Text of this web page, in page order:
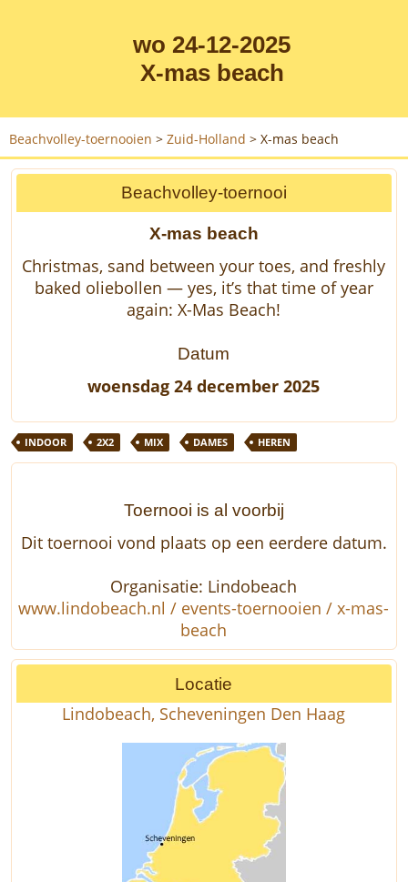
wo 24-12-2025
X-mas beach
Beachvolley-toernooien > Zuid-Holland > X-mas beach
Beachvolley-toernooi
X-mas beach
Christmas, sand between your toes, and freshly
baked oliebollen — yes, it’s that time of year
again: X-Mas Beach!
Datum
woensdag 24 december 2025
INDOOR 2X2 MIX DAMES HEREN
Toernooi is al voorbij
Dit toernooi vond plaats op een eerdere datum.
Organisatie: Lindobeach
www.lindobeach.nl / events-toernooien / x-mas-
beach
Locatie
Lindobeach, Scheveningen Den Haag